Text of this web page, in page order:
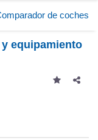
de coches
equipamiento